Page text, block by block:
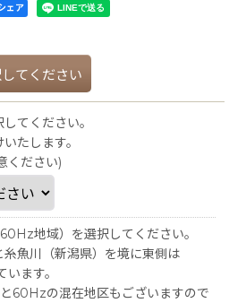
ェア
てください
てください。
たします。
ください)
地域）を選択してください。
魚川（新潟県）を境に東側は
ます。
60Hzの混在地区もございますので